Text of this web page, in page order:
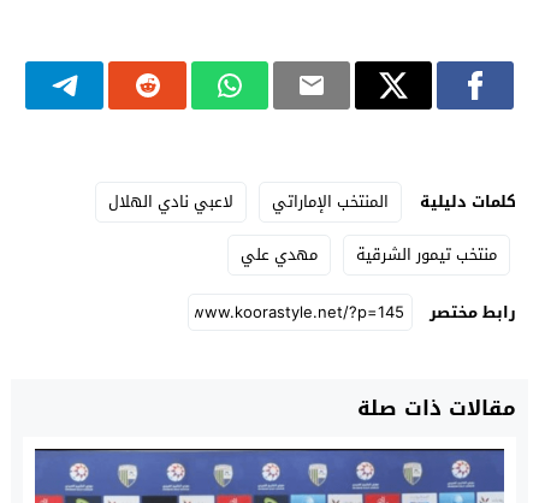
كلمات دليلية المنتخب الإماراتي
لاعبي نادي الهلال
منتخب تيمور الشرقية
مهدي علي
رابط مختصر
مقالات ذات صلة